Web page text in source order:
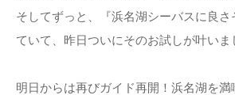
そしてずっと、『浜名湖シーバスに良さ
ていて、昨日ついにそのお試しが叶いま
明日からは再びガイド再開！浜名湖を満